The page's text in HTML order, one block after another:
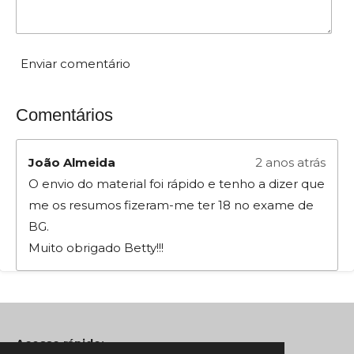
s
l
a
Enviar comentário
Comentários
João Almeida
2 anos atrás
O envio do material foi rápido e tenho a dizer que
me os resumos fizeram-me ter 18 no exame de
BG.
Muito obrigado Betty!!!
Acesso rápido: